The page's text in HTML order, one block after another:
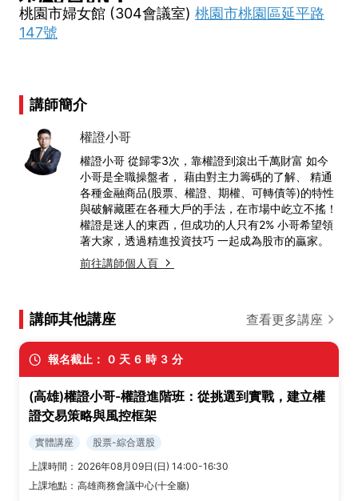
桃園市婦女館 (304會議室) 桃園市桃園區延平路
147號
講師簡介
權證小哥
權證小哥 從歸零3次，靠權證到滾出千萬財富 如今
小哥是全職操盤者， 藉由對主力籌碼的了解、 精通
各種金融商品(股票、權證、期權、可轉債等)的特性
與破解藏匿在各種大戶的手法，在市場中屹立不搖！
權證是迷人的東西，但成功的人只有2% 小哥希望領
著大家，透過精進投資技巧 一起成為股市的贏家。
前往講師個人頁
講師其他講座 查看更多講座
報名截止： 0 天 6 時 3 分
(高雄)權證小哥-權證進階班：從挑選到實戰，建立權
證交易策略與風控框架
實體講座
股票-綜合選股
上課時間： 2026年08月09日(日) 14:00-16:30
上課地點： 高雄商務會議中心(十全廳)